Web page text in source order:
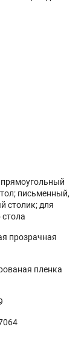
с мыльным
краями
прямоугольный
письменный,
столик; для
стола
прозрачная
пленка